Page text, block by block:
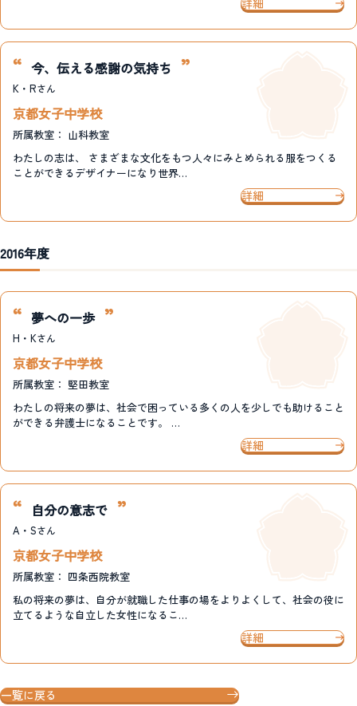
今、伝える感謝の気持ち
K・Rさん
京都女子中学校
所属教室： 山科教室
わたしの志は、 さまざまな文化をもつ人々にみとめられる服をつくる
ことができるデザイナーになり世界…
詳細
2016年度
夢への一歩
H・Kさん
京都女子中学校
所属教室： 堅田教室
わたしの将来の夢は、社会で困っている多くの人を少しでも助けること
ができる弁護士になることです。 …
詳細
自分の意志で
A・Sさん
京都女子中学校
所属教室： 四条西院教室
私の将来の夢は、自分が就職した仕事の場をよりよくして、社会の役に
立てるような自立した女性になるこ…
詳細
一覧に戻る